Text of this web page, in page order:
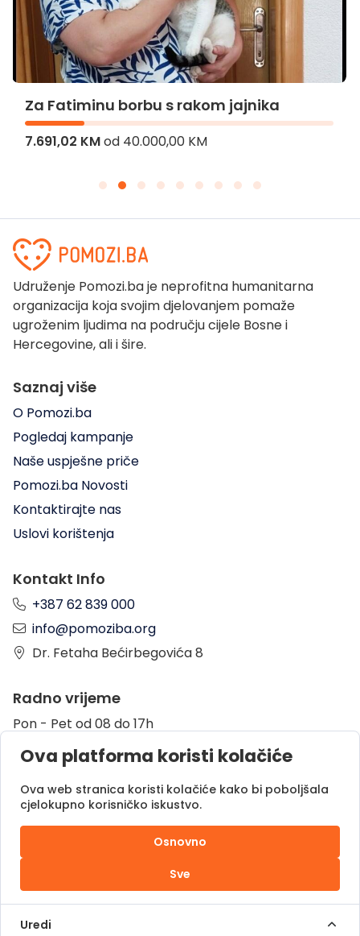
Za Fatiminu borbu s rakom jajnika
7.691,02 KMod 40.000,00 KM
Udruženje Pomozi.ba je neprofitna humanitarna
organizacija koja svojim djelovanjem pomaže
ugroženim ljudima na području cijele Bosne i
Hercegovine, ali i šire.
Saznaj više
O Pomozi.ba
Pogledaj kampanje
Naše uspješne priče
Pomozi.ba Novosti
Kontaktirajte nas
Uslovi korištenja
Kontakt Info
+387 62 839 000
info@pomoziba.org
Dr. Fetaha Bećirbegovića 8
Radno vrijeme
Pon - Pet od 08 do 17h
Sub od 10 do 17h
Nedjelja - neradni dan
Donacije putem
Powered by
Ova platforma koristi kolačiće
Ova web stranica koristi kolačiće kako bi poboljšala
cjelokupno korisničko iskustvo.
Osnovno
Sve
Uredi